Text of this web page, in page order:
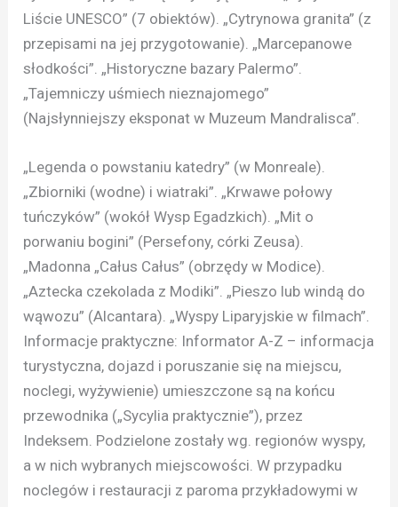
Liście UNESCO” (7 obiektów). „Cytrynowa granita” (z
przepisami na jej przygotowanie). „Marcepanowe
słodkości”. „Historyczne bazary Palermo”.
„Tajemniczy uśmiech nieznajomego”
(Najsłynniejszy eksponat w Muzeum Mandralisca”.
„Legenda o powstaniu katedry” (w Monreale).
„Zbiorniki (wodne) i wiatraki”. „Krwawe połowy
tuńczyków” (wokół Wysp Egadzkich). „Mit o
porwaniu bogini” (Persefony, córki Zeusa).
„Madonna „Całus Całus” (obrzędy w Modice).
„Aztecka czekolada z Modiki”. „Pieszo lub windą do
wąwozu” (Alcantara). „Wyspy Liparyjskie w filmach”.
Informacje praktyczne: Informator A-Z – informacja
turystyczna, dojazd i poruszanie się na miejscu,
noclegi, wyżywienie) umieszczone są na końcu
przewodnika („Sycylia praktycznie”), przez
Indeksem. Podzielone zostały wg. regionów wyspy,
a w nich wybranych miejscowości. W przypadku
noclegów i restauracji z paroma przykładowymi w